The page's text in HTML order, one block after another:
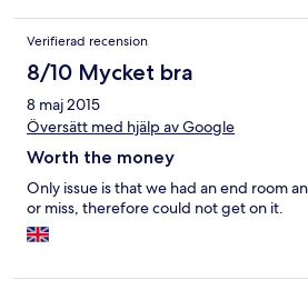
Verifierad recension
8/10 Mycket bra
8 maj 2015
Översätt med hjälp av Google
Worth the money
Only issue is that we had an end room
or miss, therefore could not get on it.